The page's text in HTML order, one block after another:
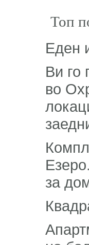
Топ
Еден
Ви го
во
за